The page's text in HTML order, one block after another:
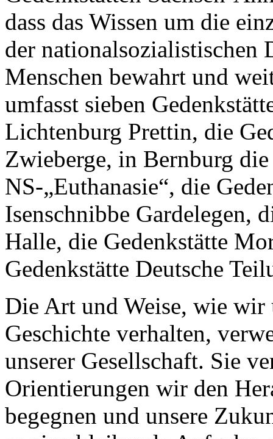
dass das Wissen um die
der nationalsozialistischen
Menschen bewahrt und
umfasst sieben
Lichtenburg Prettin, die
Zwieberge, in Bernburg
NS-„Euthanasie“, die
Isenschnibbe Gardelegen,
Halle, die Gedenkstätte
Gedenkstätte Deutsche
Die Art und Weise, wie wir
Geschichte verhalten,
unserer Gesellschaft. Sie
Orientierungen wir den
begegnen und unsere